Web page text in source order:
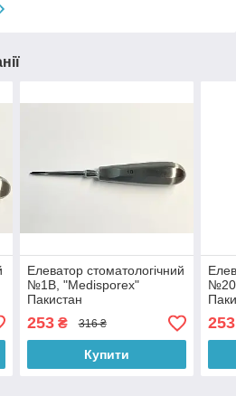
Елеватор стоматологічний
№1B, "Medisporex"
Пакистан
253₴ 316 ₴
Купити
253